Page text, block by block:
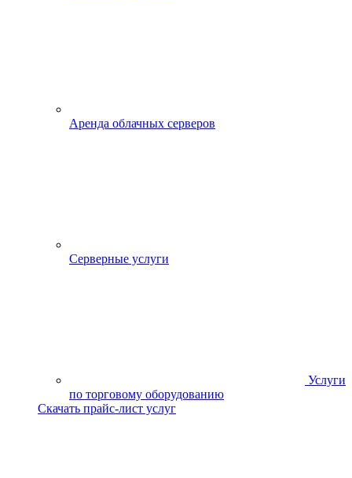
Аренда облачных серверов
Серверные услуги
Услуги
по торговому оборудованию
Скачать прайс-лист услуг